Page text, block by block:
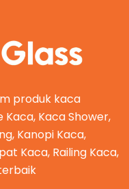
produk kaca
Kaca Shower,
Kanopi Kaca,
Kaca, Railing Kaca,